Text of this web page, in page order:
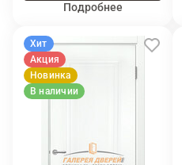
Подробнее
Хит
Акция
Новинка
В наличии